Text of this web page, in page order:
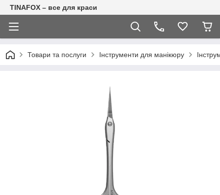
TINAFOX – все для краси
Товари та послуги Інструменти для манікюру